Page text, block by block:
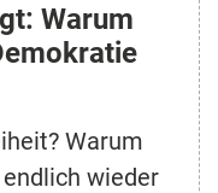
Warum
Warum
wieder